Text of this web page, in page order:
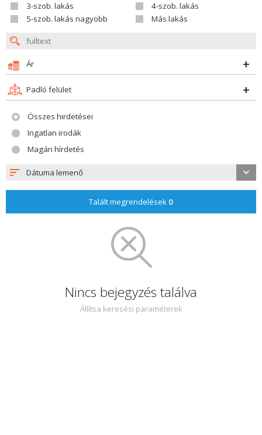
3-szob. lakás
4-szob. lakás
5-szob. lakás nagyobb
Más lakás
Ár
Padló felület
Összes hirdetései
Ingatlan irodák
Magán hírdetés
Dátuma lemenő
Talált megrendelések 0
Nincs bejegyzés találva
Állítsa keresési paraméterek